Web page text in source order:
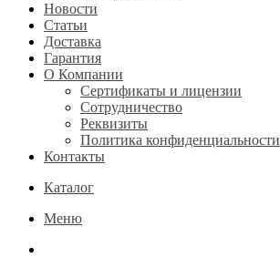
Новости
Статьи
Доставка
Гарантия
О Компании
Сертификаты и лицензии
Сотрудничество
Реквизиты
Политика конфиденциальности
Контакты
Каталог
Меню